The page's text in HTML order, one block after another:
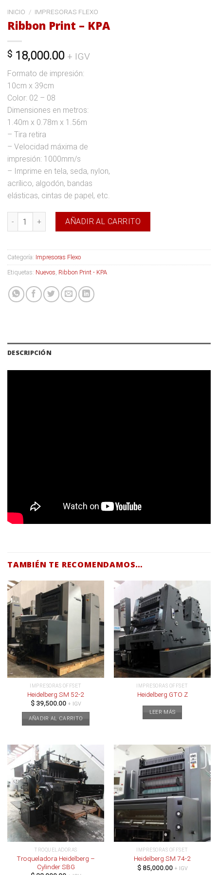
INICIO / IMPRESORAS FLEXO
Ribbon Print – KPA
$ 18,000.00 + IGV
Formato de impresión:
10cm x 39cm
Color: 02 – 08
Dimensiones en metros:
1.40m x 0.78m x 1.56m
– Tira retira
– Velocidad máxima de
impresión: 1000mm/s
– Imprime en tela, seda, nylon,
acrílico, algodón, bandas
elásticas, cintas de papel, etc.
Ribbon Print - KPA cantidadAÑADIR AL CARRITO
Categoría: Impresoras Flexo
Etiquetas: Nuevos, Ribbon Print - KPA
DESCRIPCIÓN
TAMBIÉN TE RECOMENDAMOS…
IMPRESORAS OFFSET
Heidelberg SM 52-2
$39,500.00 + IGV
AÑADIR AL CARRITO
IMPRESORAS OFFSET
Heidelberg GTO Z
LEER MÁS
TROQUELADORAS
Troqueladora Heidelberg –
Cylinder SBG
IMPRESORAS OFFSET
Heidelberg SM 74-2
$85,000.00 + IGV